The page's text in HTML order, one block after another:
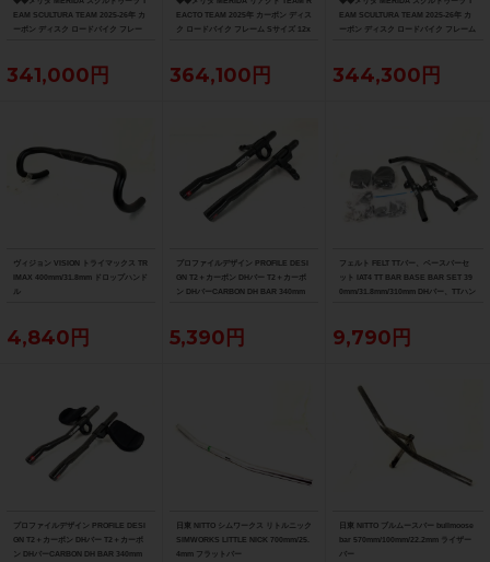
EAM SCULTURA TEAM 2025-26年 カ
ーボン ディスク ロードバイク フレー
341,000円
EACTO TEAM 2025年 カーボン ディス
ク ロードバイク フレーム Sサイズ 12x
364,100円
EAM SCULTURA TEAM 2025-26年 カ
ーボン ディスク ロードバイク フレーム
344,300円
ヴィジョン VISION トライマックス TR
IMAX 400mm/31.8mm ドロップハンド
ル
4,840円
プロファイルデザイン PROFILE DESI
GN T2＋カーボン DHバー T2＋カーボ
ン DHバーCARBON DH BAR 340mm
5,390円
フェルト FELT TTバー、ベースバーセ
ット IAT4 TT BAR BASE BAR SET 39
0mm/31.8mm/310mm DHバー、TTハン
9,790円
プロファイルデザイン PROFILE DESI
GN T2＋カーボン DHバー T2＋カーボ
ン DHバーCARBON DH BAR 340mm
日東 NITTO シムワークス リトルニック
SIMWORKS LITTLE NICK 700mm/25.
4mm フラットバー
日東 NITTO ブルムースバー bullmoose
bar 570mm/100mm/22.2mm ライザー
バー